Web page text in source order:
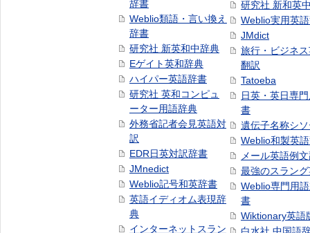
辞書
Weblio類語・言い換え
辞書
研究社 新英和中辞典
Eゲイト英和辞典
ハイパー英語辞書
研究社 英和コンピュ
ーター用語辞典
外務省記者会見英語対
訳
EDR日英対訳辞書
JMnedict
Weblio記号和英辞書
英語イディオム表現辞
典
インターネットスラン
研究社 新和英
Weblio実用英
JMdict
旅行・ビジネ
翻訳
Tatoeba
日英・英日専
書
遺伝子名称シ
Weblio和製英
メール英語例
最強のスラン
Weblio専門用
書
Wiktionary英語